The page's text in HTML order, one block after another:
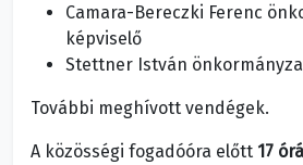
Camara-Bereczki Ferenc
képviselő
Stettner István
További meghívott vendégek.
A közösségi fogadóóra előtt 17